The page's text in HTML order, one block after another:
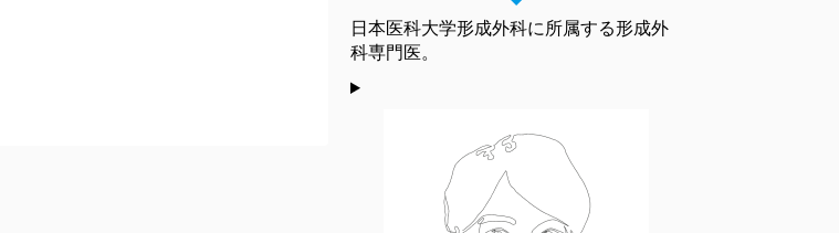
日本医科大学形成外科に所属する形成外
科専門医。